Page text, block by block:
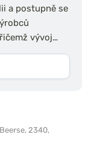
a postupně se
vývoj…
2340,